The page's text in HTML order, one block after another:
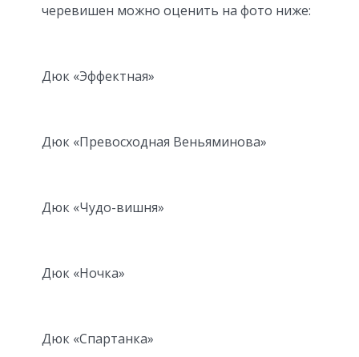
черевишен можно оценить на фото ниже:
Дюк «Эффектная»
Дюк «Превосходная Веньяминова»
Дюк «Чудо-вишня»
Дюк «Ночка»
Дюк «Спартанка»